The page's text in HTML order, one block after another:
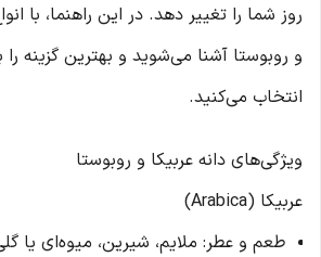
روز شما را تغییر دهد. در این راهنما، با
و روبوستا آشنا می‌شوید و بهترین گزینه را
انتخاب می‌کنید.
ویژگی‌های دانه عربیکا و روبوستا
عربیکا (Arabica)
طعم و عطر: ملایم، شیرین، میوه‌ای یا